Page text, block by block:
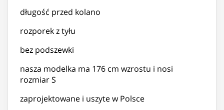
długość przed kolano
rozporek z tyłu
bez podszewki
nasza modelka ma 176 cm wzrostu i nosi
rozmiar S
zaprojektowane i uszyte w Polsce